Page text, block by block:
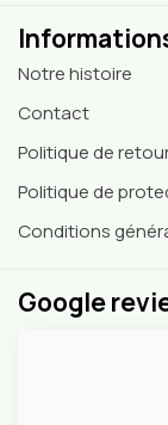
Notre histoire
Contact
Politique de
Politique de
Conditions
Google